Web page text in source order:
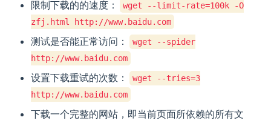
限制下载的的速度：
wget --limit-rate=100k -O
zfj.html http://www.baidu.com
测试是否能正常访问：
wget --spider
http://www.baidu.com
设置下载重试的次数：
wget --tries=3
http://www.baidu.com
下载一个完整的网站，即当前页面所依赖的所有文